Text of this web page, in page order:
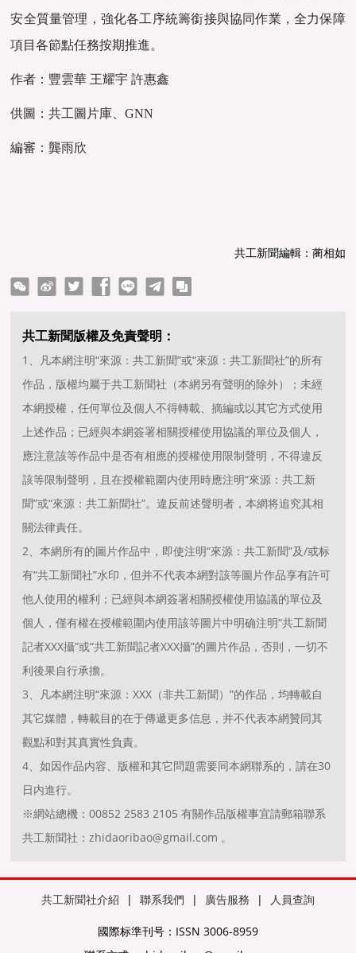
安全質量管理，強化各工序統籌銜接與協同作業，全力保障
項目各節點任務按期推進。
作者：豐雲華 王耀宇 許惠鑫
供圖：共工圖片庫、GNN
編審：龔雨欣
共工新聞編輯：蔺相如
linetelegram copy
共工新聞版權及免責聲明：
1、凡本網注明“來源：共工新聞”或“來源：共工新聞社”的所有
作品，版權均屬于共工新聞社（本網另有聲明的除外）；未經
本網授權，任何單位及個人不得轉載、摘編或以其它方式使用
上述作品；已經與本網簽署相關授權使用協議的單位及個人，
應注意該等作品中是否有相應的授權使用限制聲明，不得違反
該等限制聲明，且在授權範圍内使用時應注明“來源：共工新
聞”或“來源：共工新聞社”。違反前述聲明者，本網将追究其相
關法律責任。
2、本網所有的圖片作品中，即使注明“來源：共工新聞”及/或标
有“共工新聞社”水印，但并不代表本網對該等圖片作品享有許可
他人使用的權利；已經與本網簽署相關授權使用協議的單位及
個人，僅有權在授權範圍内使用該等圖片中明确注明“共工新聞
記者XXX攝”或“共工新聞記者XXX攝”的圖片作品，否則，一切不
利後果自行承擔。
3、凡本網注明“來源：XXX（非共工新聞）”的作品，均轉載自
其它媒體，轉載目的在于傳遞更多信息，并不代表本網贊同其
觀點和對其真實性負責。
4、如因作品内容、版權和其它問題需要同本網聯系的，請在30
日内進行。
※網站總機：00852 2583 2105 有關作品版權事宜請郵箱聯系
共工新聞社：zhidaoribao@gmail.com 。
共工新聞社介紹 | 聯系我們 | 廣告服務 | 人員查詢
國際标準刊号：ISSN 3006-8959